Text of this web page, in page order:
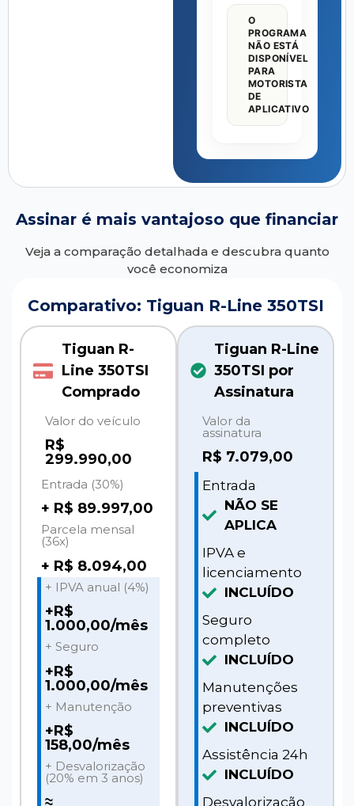
O
PROGRAMA
NÃO ESTÁ
DISPONÍVEL
PARA
MOTORISTA
DE
APLICATIVO
Assinar é mais vantajoso que financiar
Veja a comparação detalhada e descubra quanto
você economiza
Comparativo: Tiguan R-Line 350TSI
Tiguan R-
Line 350TSI
Comprado
Valor do veículo
R$
299.990,00
Entrada (30%)
+ R$ 89.997,00
Parcela mensal
(36x)
+ R$ 8.094,00
+ IPVA anual (4%)
+R$
1.000,00/mês
+ Seguro
+R$
1.000,00/mês
+ Manutenção
+R$
158,00/mês
+ Desvalorização
(20% em 3 anos)
≈
Tiguan R-Line
350TSI por
Assinatura
Valor da
assinatura
R$ 7.079,00
Entrada
NÃO SE
APLICA
IPVA e
licenciamento
INCLUÍDO
Seguro
completo
INCLUÍDO
Manutenções
preventivas
INCLUÍDO
Assistência 24h
INCLUÍDO
Desvalorização